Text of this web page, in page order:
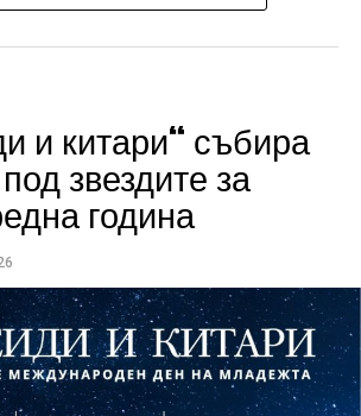
се проведат в парк „Максим
часовниковата кула, с вход
ще започне на 12 август с
Toria, ZoV & Vakavliev.
и китари“ събира
звездите за
година